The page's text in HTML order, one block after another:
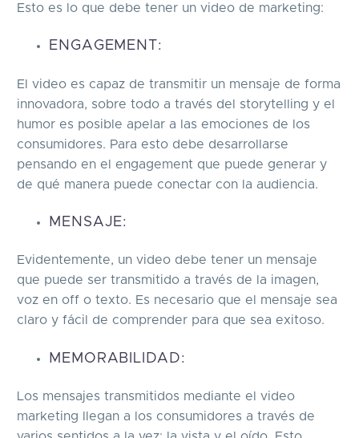
Esto es lo que debe tener un video de marketing:
ENGAGEMENT:
El video es capaz de transmitir un mensaje de forma
innovadora, sobre todo a través del storytelling y el
humor es posible apelar a las emociones de los
consumidores. Para esto debe desarrollarse
pensando en el engagement que puede generar y
de qué manera puede conectar con la audiencia.
MENSAJE:
Evidentemente, un video debe tener un mensaje
que puede ser transmitido a través de la imagen,
voz en off o texto. Es necesario que el mensaje sea
claro y fácil de comprender para que sea exitoso.
MEMORABILIDAD:
Los mensajes transmitidos mediante el video
marketing llegan a los consumidores a través de